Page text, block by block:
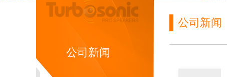
公司新闻
公司新闻